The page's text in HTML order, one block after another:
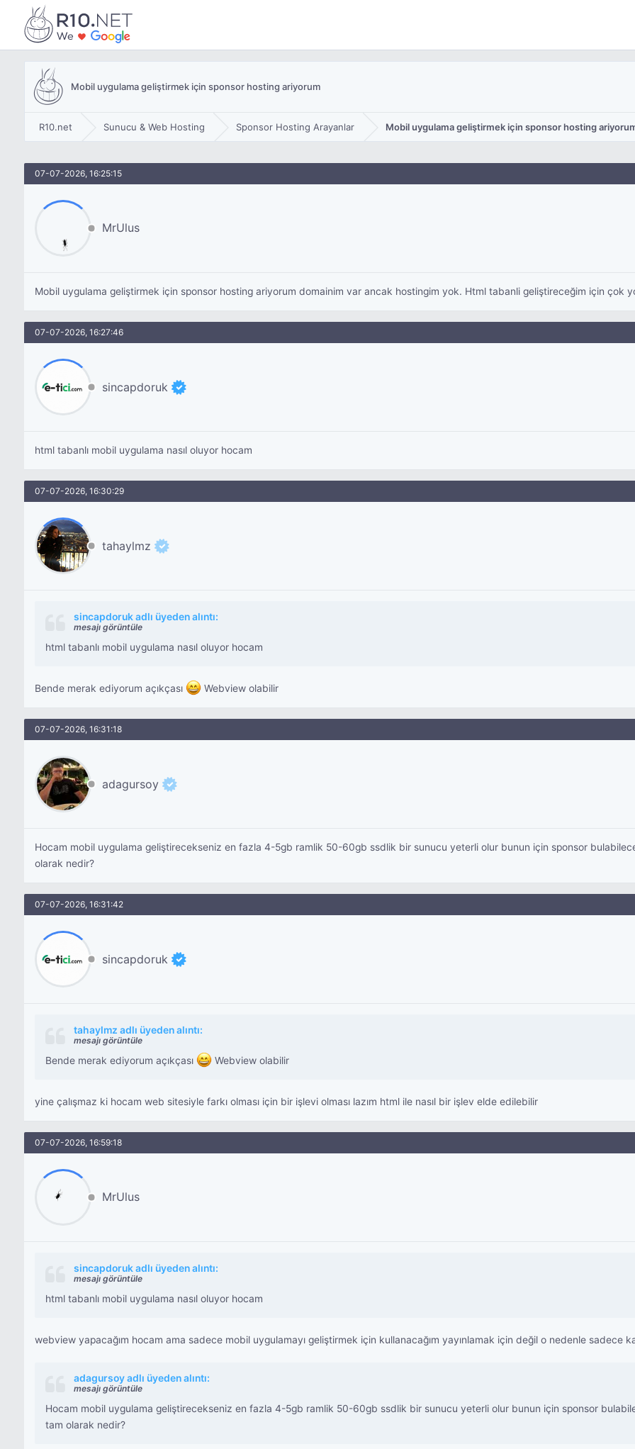
Mobil uygulama geliştirmek için sponsor hosting ariyorum
R10.net Sunucu & Web Hosting Sponsor Hosting Arayanlar Mobil uygulama geliştirmek için sponsor hosting
07-07-2026, 16:25:15
MrUlus
Mobil uygulama geliştirmek için sponsor hosting ariyorum domainim var ancak hostingim yok. Html tabanli geliştireceğim için çok
07-07-2026, 16:27:46
sincapdoruk
html tabanlı mobil uygulama nasıl oluyor hocam
07-07-2026, 16:30:29
tahaylmz
sincapdoruk adlı üyeden alıntı:
mesajı görüntüle
html tabanlı mobil uygulama nasıl oluyor hocam
Bende merak ediyorum açıkçası Webview olabilir
07-07-2026, 16:31:18
adagursoy
Hocam mobil uygulama geliştirecekseniz en fazla 4-5gb ramlik 50-60gb ssdlik bir sunucu yeterli olur bunun için sponsor
olarak nedir?
07-07-2026, 16:31:42
sincapdoruk
tahaylmz adlı üyeden alıntı:
mesajı görüntüle
Bende merak ediyorum açıkçası Webview olabilir
yine çalışmaz ki hocam web sitesiyle farkı olması için bir işlevi olması lazım html ile nasıl bir işlev elde edilebilir
07-07-2026, 16:59:18
MrUlus
sincapdoruk adlı üyeden alıntı:
mesajı görüntüle
html tabanlı mobil uygulama nasıl oluyor hocam
webview yapacağım hocam ama sadece mobil uygulamayı geliştirmek için kullanacağım yayınlamak için değil o nedenle sadece
adagursoy adlı üyeden alıntı:
mesajı görüntüle
Hocam mobil uygulama geliştirecekseniz en fazla 4-5gb ramlik 50-60gb ssdlik bir sunucu yeterli olur bunun için sponsor
tam olarak nedir?